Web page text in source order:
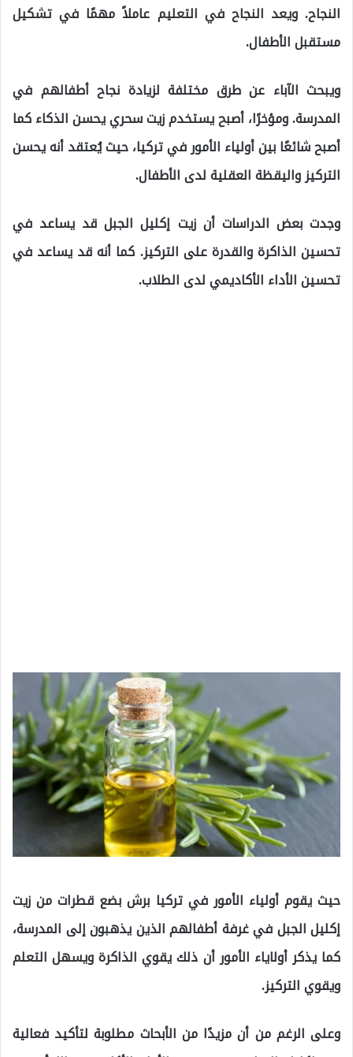
النجاح. ويعد النجاح في التعليم عاملاً مهمًا في تشكيل
مستقبل الأطفال.
ويبحث الآباء عن طرق مختلفة لزيادة نجاح أطفالهم في
المدرسة. ومؤخرًا، أصبح يستخدم زيت سحري يحسن الذكاء كما
أصبح شائعًا بين أولياء الأمور في تركيا، حيث يُعتقد أنه يحسن
التركيز واليقظة العقلية لدى الأطفال.
وجدت بعض الدراسات أن زيت إكليل الجبل قد يساعد في
تحسين الذاكرة والقدرة على التركيز. كما أنه قد يساعد في
تحسين الأداء الأكاديمي لدى الطلاب.
حيث يقوم أولياء الأمور في تركيا برش بضع قطرات من زيت
إكليل الجبل في غرفة أطفالهم الذين يذهبون إلى المدرسة،
كما يذكر أولاياء الأمور أن ذلك يقوي الذاكرة ويسهل التعلم
ويقوي التركيز.
وعلى الرغم من أن مزيدًا من الأبحاث مطلوبة لتأكيد فعالية